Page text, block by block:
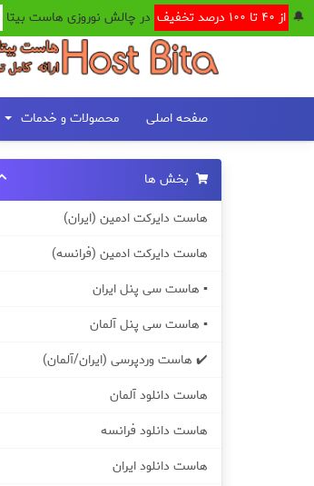
🔔 از 40 تا 100 درصد تخفیف در چالش نوروزی هاست بیتا
صفحه اصلی محصولات و خدمات
بخش ها
هاست دایرکت ادمین (ایران)
هاست دایرکت ادمین (فرانسه)
▪️ هاست سی پنل ایران
▪️ هاست سی پنل آلمان
✔️ هاست وردپرسی (ایران/آلمان)
هاست دانلود آلمان
هاست دانلود فرانسه
هاست دانلود ایران